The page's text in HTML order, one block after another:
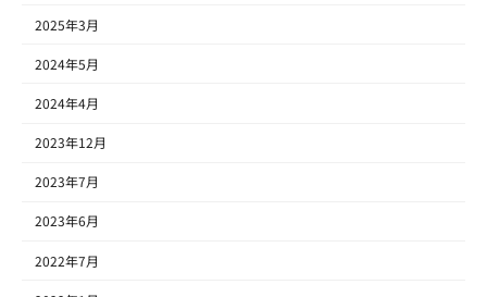
2025年3月
2024年5月
2024年4月
2023年12月
2023年7月
2023年6月
2022年7月